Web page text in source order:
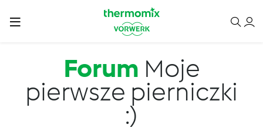
Forum Moje
pierwsze pierniczki
:)